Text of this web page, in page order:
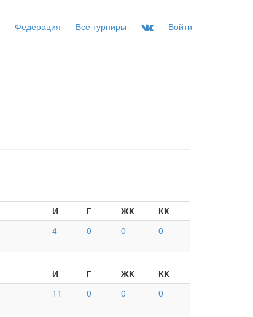
Федерация Все турниры Войти
И Г ЖК
КК
4 0 0 0
И Г ЖК
КК
11 0 0 0